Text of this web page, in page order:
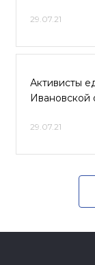
29.07.21
Активисты
Ивановской
29.07.21